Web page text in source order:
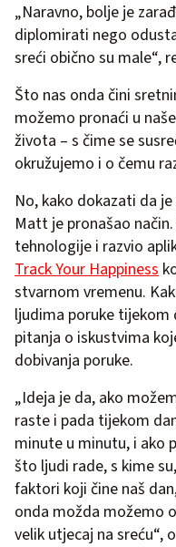
„Naravno, bolje je
diplomirati nego
sreći obično su male“,
Što nas onda čini
možemo pronaći u
života – s čime se
okružujemo i o čemu
No, kako dokazati da
Matt je pronašao
tehnologije i razvio
Track Your Happiness
stvarnom vremenu.
ljudima poruke tijekom
pitanja o iskustvima
dobivanja poruke.
„Ideja je da, ako
raste i pada tijekom
minute u minutu, i ako
što ljudi rade, s kime
faktori koji čine naš
onda možda možemo
velik utjecaj na sreću“,